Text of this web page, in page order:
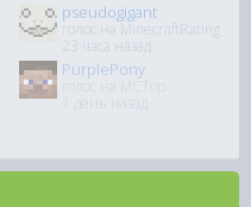
pseudogigant
голос на MinecraftRating
23 часа назад
PurplePony